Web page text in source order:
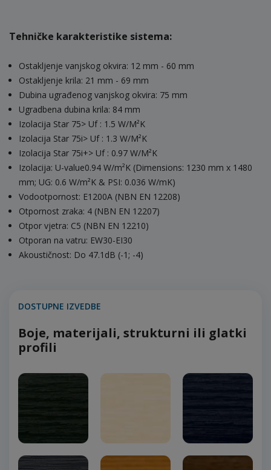
Tehničke karakteristike sistema:
Ostakljenje vanjskog okvira: 12 mm - 60 mm
Ostakljenje krila: 21 mm - 69 mm
Dubina ugrađenog vanjskog okvira: 75 mm
Ugradbena dubina krila: 84 mm
Izolacija Star 75> Uf : 1.5 W/M²K
Izolacija Star 75i> Uf : 1.3 W/M²K
Izolacija Star 75i+> Uf : 0.97 W/M²K
Izolacija: U-value0.94 W/m²K (Dimensions: 1230 mm x 1480
mm; UG: 0.6 W/m²K & PSI: 0.036 W/mK)
Vodootpornost: E1200A (NBN EN 12208)
Otpornost zraka: 4 (NBN EN 12207)
Otpor vjetra: C5 (NBN EN 12210)
Otporan na vatru: EW30-EI30
Akoustičnost: Do 47.1dB (-1; -4)
DOSTUPNE IZVEDBE
Boje, materijali, strukturni ili glatki
profili